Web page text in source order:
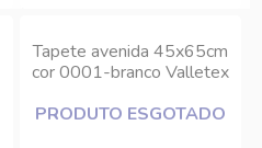
Tapete avenida 45x65cm
cor 0001-branco Valletex
PRODUTO ESGOTADO